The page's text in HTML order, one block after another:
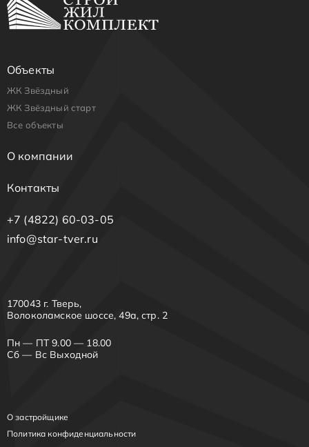
Объекты
ЖК Звёздный
ЖК Звёздный старт
Все объекты
О компании
Контакты
+7 (4822) 60-03-05
info@star-tver.ru
170043 г. Тверь,
Волоколамское шоссе, 49а, стр. 2
Пн — ПТ 9.00 — 18.00
Сб — Вс Выходной
Политика конфиденциальности
О застройщике